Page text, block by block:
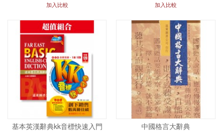
加入比較
加入比較
基本英漢辭典kk音標快速入門
中國格言大辭典